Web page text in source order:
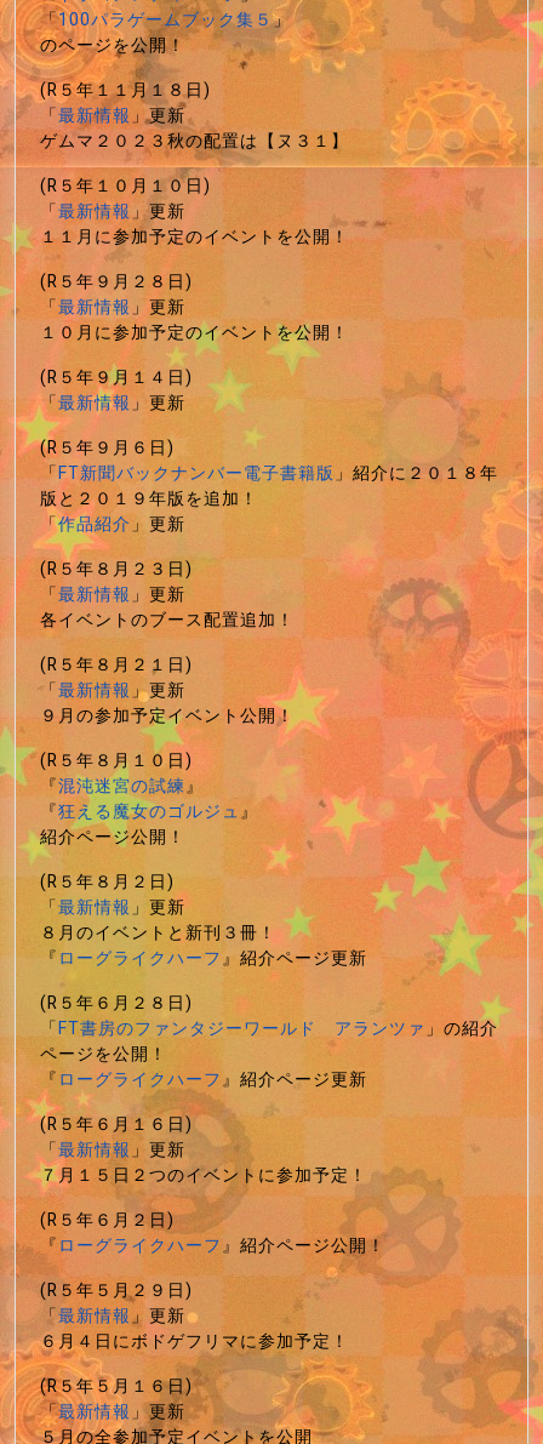
「100パラゲームブック集５」
のページを公開！
(R５年１１月１８日)
「最新情報」更新
ゲムマ２０２３秋の配置は【ヌ３１】
(R５年１０月１０日)
「最新情報」更新
１１月に参加予定のイベントを公開！
(R５年９月２８日)
「最新情報」更新
１０月に参加予定のイベントを公開！
(R５年９月１４日)
「最新情報」更新
(R５年９月６日)
「FT新聞バックナンバー電子書籍版」紹介に２０１８年
版と２０１９年版を追加！
「作品紹介」更新
(R５年８月２３日)
「最新情報」更新
各イベントのブース配置追加！
(R５年８月２１日)
「最新情報」更新
９月の参加予定イベント公開！
(R５年８月１０日)
『混沌迷宮の試練』
『狂える魔女のゴルジュ』
紹介ページ公開！
(R５年８月２日)
「最新情報」更新
８月のイベントと新刊３冊！
『ローグライクハーフ』紹介ページ更新
(R５年６月２８日)
「FT書房のファンタジーワールド アランツァ」の紹介
ページを公開！
『ローグライクハーフ』紹介ページ更新
(R５年６月１６日)
「最新情報」更新
７月１５日２つのイベントに参加予定！
(R５年６月２日)
『ローグライクハーフ』紹介ページ公開！
(R５年５月２９日)
「最新情報」更新
６月４日にボドゲフリマに参加予定！
(R５年５月１６日)
「最新情報」更新
５月の全参加予定イベントを公開